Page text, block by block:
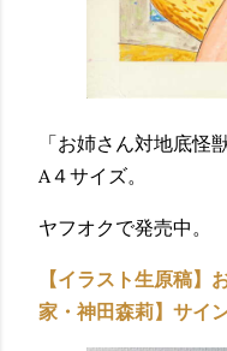
「お姉さん対地底怪
A４サイズ。
ヤフオクで発売中。
【イラスト生原稿】
家・神田森莉】サイ